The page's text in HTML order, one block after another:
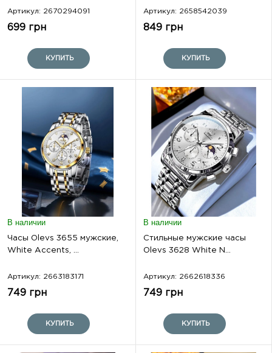
Артикул: 2670294091
699 грн
КУПИТЬ
Артикул: 2658542039
849 грн
КУПИТЬ
В наличии
Часы Olevs 3655 мужские,
White Accents, ...
Артикул: 2663183171
749 грн
КУПИТЬ
В наличии
Стильные мужские часы
Olevs 3628 White N...
Артикул: 2662618336
749 грн
КУПИТЬ